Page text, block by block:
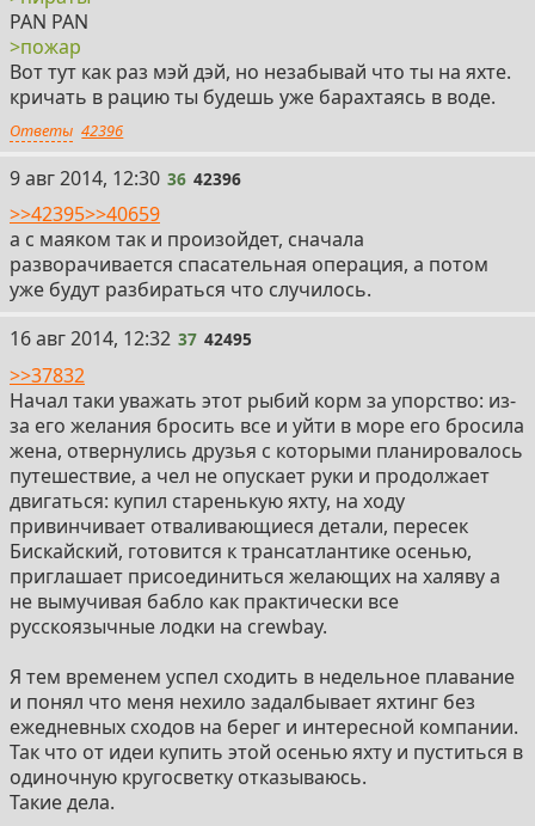
PAN PAN
>пожар
Вот тут как раз мэй дэй, но незабывай что ты на яхте.
кричать в рацию ты будешь уже барахтаясь в воде.
Ответы 42396
36
9 авг 2014, 12:30 36 42396
>>42395>>40659
а с маяком так и произойдет, сначала
разворачивается спасательная операция, а потом
уже будут разбираться что случилось.
37
16 авг 2014, 12:32 37 42495
>>37832
Начал таки уважать этот рыбий корм за упорство: из-
за его желания бросить все и уйти в море его бросила
жена, отвернулись друзья с которыми планировалось
путешествие, а чел не опускает руки и продолжает
двигаться: купил старенькую яхту, на ходу
привинчивает отваливающиеся детали, пересек
Бискайский, готовится к трансатлантике осенью,
приглашает присоединиться желающих на халяву а
не вымучивая бабло как практически все
русскоязычные лодки на crewbay.
Я тем временем успел сходить в недельное плавание
и понял что меня нехило задалбывает яхтинг без
ежедневных сходов на берег и интересной компании.
Так что от идеи купить этой осенью яхту и пуститься в
одиночную кругосветку отказываюсь.
Такие дела.